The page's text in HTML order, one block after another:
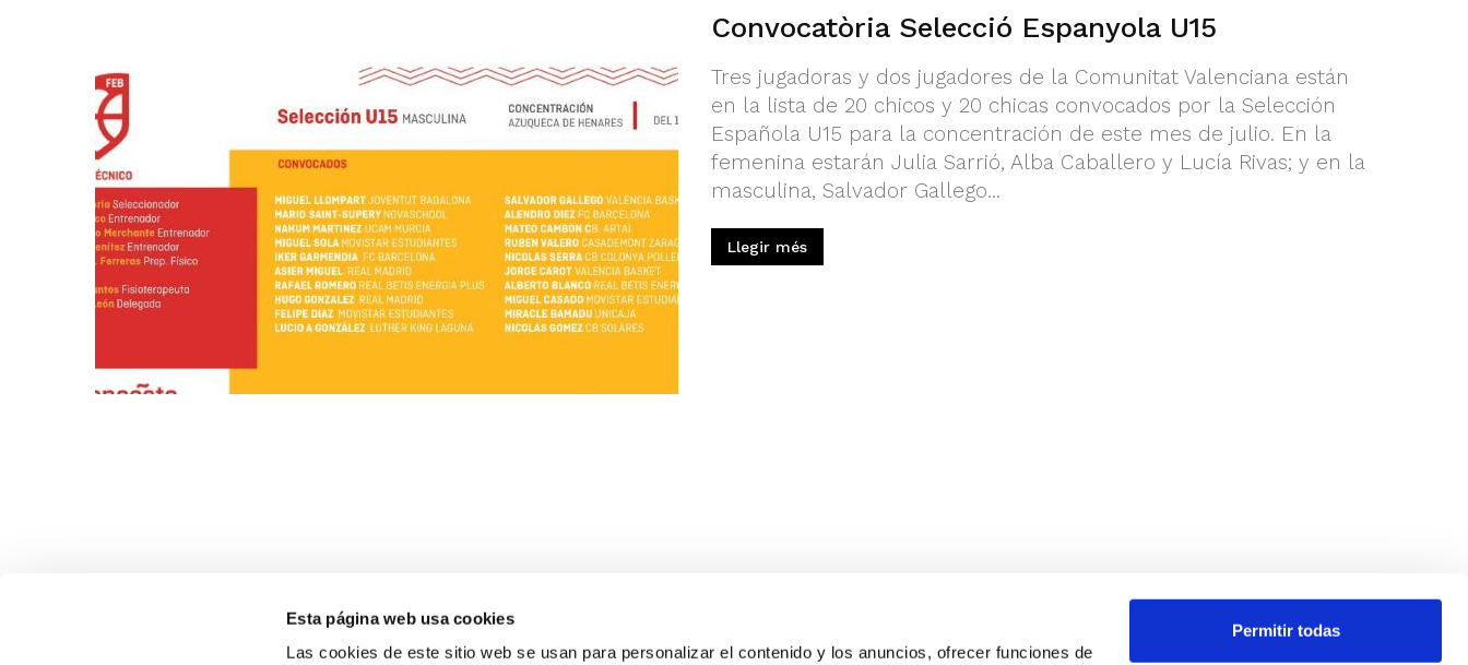
Esta página web usa cookies
Las cookies de este sitio web se usan para personalizar el contenido y los anuncios, ofrecer funciones de
Permitir todas
Convocatòria Selecció Espanyola U15
Tres jugadoras y dos jugadores de la Comunitat Valenciana están
en la lista de 20 chicos y 20 chicas convocados por la Selección
Española U15 para la concentración de este mes de julio. En la
femenina estarán Julia Sarrió, Alba Caballero y Lucía Rivas; y en la
masculina, Salvador Gallego...
Llegir més